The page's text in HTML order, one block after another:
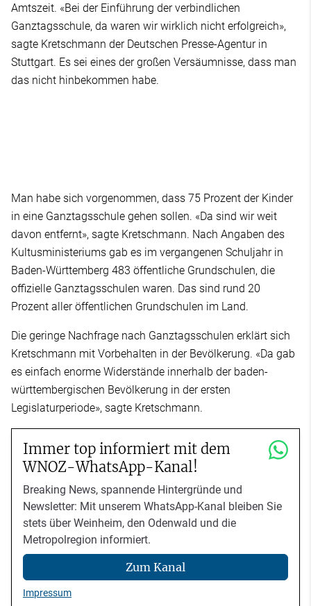
Amtszeit. «Bei der Einführung der verbindlichen
Ganztagsschule, da waren wir wirklich nicht erfolgreich»,
sagte Kretschmann der Deutschen Presse-Agentur in
Stuttgart. Es sei eines der großen Versäumnisse, dass man
das nicht hinbekommen habe.
Man habe sich vorgenommen, dass 75 Prozent der Kinder
in eine Ganztagsschule gehen sollen. «Da sind wir weit
davon entfernt», sagte Kretschmann. Nach Angaben des
Kultusministeriums gab es im vergangenen Schuljahr in
Baden-Württemberg 483 öffentliche Grundschulen, die
offizielle Ganztagsschulen waren. Das sind rund 20
Prozent aller öffentlichen Grundschulen im Land.
Die geringe Nachfrage nach Ganztagsschulen erklärt sich
Kretschmann mit Vorbehalten in der Bevölkerung. «Da gab
es einfach enorme Widerstände innerhalb der baden-
württembergischen Bevölkerung in der ersten
Legislaturperiode», sagte Kretschmann.
Immer top informiert mit dem
WNOZ-WhatsApp-Kanal!
Breaking News, spannende Hintergründe und
Newsletter: Mit unserem WhatsApp-Kanal bleiben Sie
stets über Weinheim, den Odenwald und die
Metropolregion informiert.
Zum Kanal
Impressum